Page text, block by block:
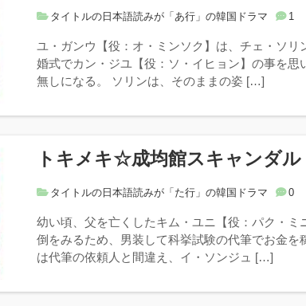
タイトルの日本語読みが「あ行」の韓国ドラマ 1
ユ・ガンウ【役：オ・ミンソク】は、チェ・ソ
婚式でカン・ジユ【役：ソ・イヒョン】の事を思
無しになる。 ソリンは、そのままの姿 […]
トキメキ☆成均館スキャンダル
タイトルの日本語読みが「た行」の韓国ドラマ 0
幼い頃、父を亡くしたキム・ユニ【役：パク・ミ
倒をみるため、男装して科挙試験の代筆でお金を
は代筆の依頼人と間違え、イ・ソンジュ […]